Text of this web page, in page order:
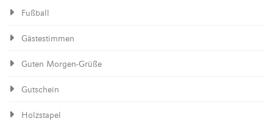
Fußball
Gästestimmen
Guten Morgen-Grüße
Gutschein
Holzstapel